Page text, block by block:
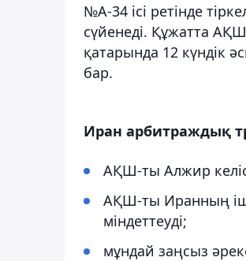
№A-34 ісі ретінде
сүйенеді. Құжатта
қатарында 12 күндік
бар.
Иран арбитраждық
АҚШ-ты Алжир
АҚШ-ты Иранның
міндеттеуді;
мұндай заңсыз